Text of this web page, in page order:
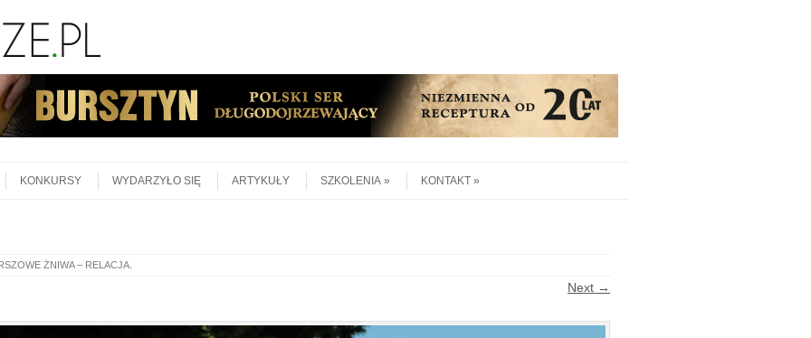
KONKURSY WYDARZYŁO SIĘ ARTYKUŁY SZKOLENIA KONTAKT
ŻNIWA – RELACJA
Next →